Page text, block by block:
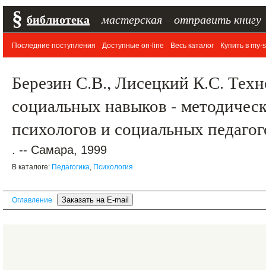
§ библиотека мастерская отправить книгу
Последние поступления Доступные on-line Весь каталог Купить в my-
Березин С.В., Лисецкий К.С.
социальных навыков -
психологов и социальных
. -- Самара, 1999
В каталоге: Педагогика, Психология
Оглавление